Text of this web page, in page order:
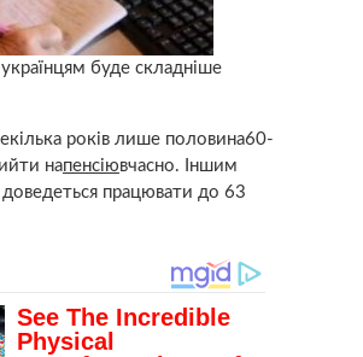
українцям буде складніше
років лише половина60-
напенсіювчасно. Іншим
працювати до 63